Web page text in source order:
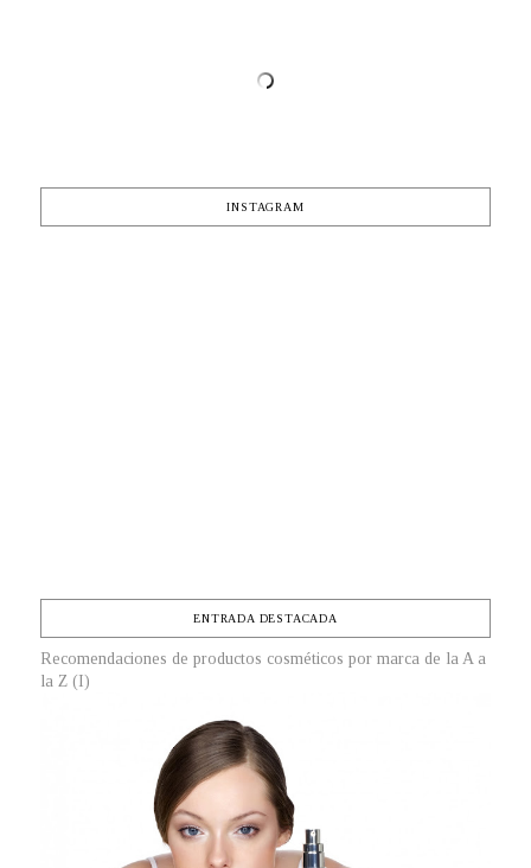
INSTAGRAM
ENTRADA DESTACADA
Recomendaciones de productos cosméticos por marca de la A a
la Z (I)